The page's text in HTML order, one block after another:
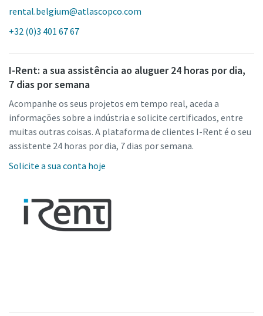
rental.belgium@atlascopco.com
+32 (0)3 401 67 67
I-Rent: a sua assistência ao aluguer 24 horas por dia,
7 dias por semana
Acompanhe os seus projetos em tempo real, aceda a
informações sobre a indústria e solicite certificados, entre
muitas outras coisas. A plataforma de clientes I-Rent é o seu
assistente 24 horas por dia, 7 dias por semana.
Solicite a sua conta hoje